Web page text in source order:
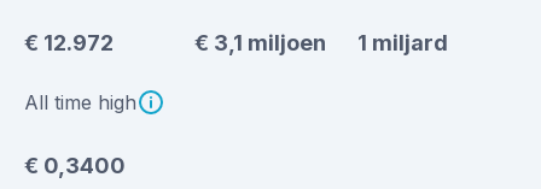
€ 12.972 € 3,1 miljoen 1 miljard
All time high
€ 0,3400